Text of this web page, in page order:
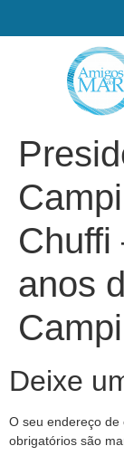
Chuffi
anos
Deixe
O seu endereço de
obrigatórios são